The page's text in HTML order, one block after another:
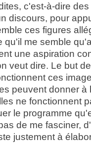
c'est-à-dire
discours, pour
ces figures
qu'il me semble
une aspiration
veut dire. Le but
ces
peuvent donner à
ne fonctionnent
le programme
de me fasciner,
justement à